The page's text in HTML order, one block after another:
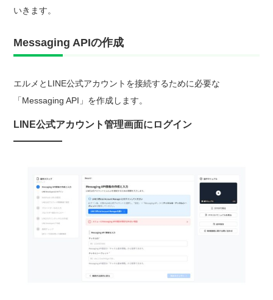
いきます。
Messaging APIの作成
エルメとLINE公式アカウントを接続するために必要な
「Messaging API」を作成します。
LINE公式アカウント管理画面にログイン